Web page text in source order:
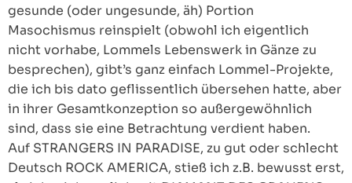
gesunde (oder ungesunde, äh) Portion
Masochismus reinspielt (obwohl ich eigentlich
nicht vorhabe, Lommels Lebenswerk in Gänze zu
besprechen), gibt’s ganz einfach Lommel-Projekte,
die ich bis dato geflissentlich übersehen hatte, aber
in ihrer Gesamtkonzeption so außergewöhnlich
sind, dass sie eine Betrachtung verdient haben.
Auf STRANGERS IN PARADISE, zu gut oder schlecht
Deutsch ROCK AMERICA, stieß ich z.B. bewusst erst,